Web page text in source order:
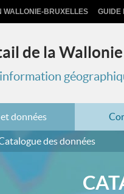
WALLONIE-BRUXELLES GUIDE
de la Wallonie
données
des données